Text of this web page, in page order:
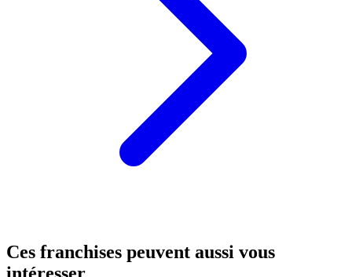
Ces franchises peuvent aussi vous